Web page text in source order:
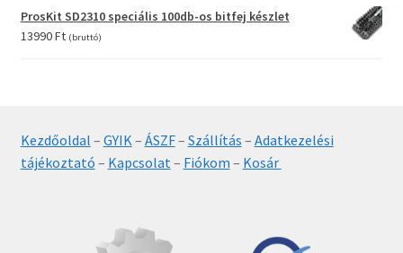
was:
6990 Ft.
is:
5490 Ft.
ProsKit SD2310 speciális 100db-os bitfej készlet
13990Ft (bruttó)
Kezdőoldal – GYIK – ÁSZF– Szállítás – Adatkezelési
tájékoztató – Kapcsolat – Fiókom – Kosár